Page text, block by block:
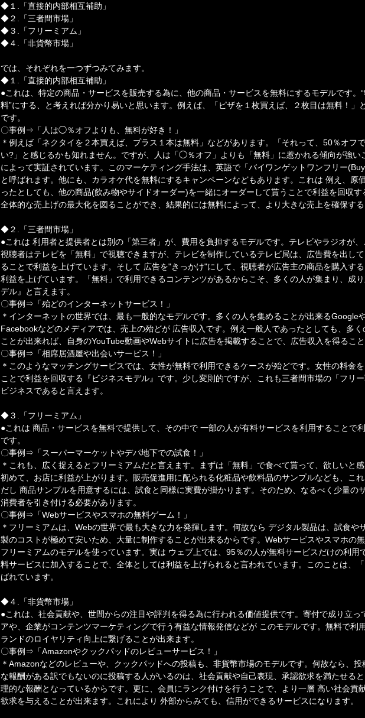
◆１.「直接的内部相互補助」
◆２.「三者間市場」
◆３.「フリーミアム」
◆４.「非貨幣市場」
では、それぞれを一つずつみてみます。
◆１.「直接的内部相互補助」
●これは、特定の商品・サービスを販売する為に、他の商品・サービスを無料にするモデルです。“
料”にする、と考えれば分かり易いと思います。例えば、「ピザを１枚買えば、２枚目は無料！」
です。
〇事例⇒「人は◯％オフよりも、無料が好き！」
＊例えば「ネクタイを２本買えば、プラス１本は無料」などがあります。「それって、50％オフ
い?」と感じるかも知れません。ですが、人は「◯％オフ」よりも「無料」に惹かれる傾向が強い
によって実証されています。このマーケティング手法は、英語で「バイワンゲットワンフリー
と呼ばれます。他にも、カラオケ代を無料にするキャンペーンなどもあります。これは 例え、原
ったとしても、他の商品(飲み物やサイドオーダー)を一緒にオーダーして貰うことで利益を回収す
全体的な売上げの最大化を図ることができ、結果的には無料によって、より大きな売上を確保する
◆２.「三者間市場」
●これは 利用者と提供者とは別の「第三者」が、費用を負担するモデルです。テレビやラジオが、
視聴者はテレビを「無料」で視聴できますが、テレビを制作しているテレビ局は、広告費を出し
ることで利益を上げています。そして 広告を"きっかけ"にして、視聴者が広告主の商品を購入す
利益を上げています。「無料」で利用できるコンテンツがあるからこそ、多くの人が集まり、成
デル』と言えます。
〇事例⇒「殆どのインターネットサービス！」
＊インターネットの世界では、最も一般的なモデルです。多くの人を集めることが出来るGoogleや
Facebookなどのメディアでは、売上の殆どが 広告収入です。例え一般人であったとしても、多
ことが出来れば、自身のYouTube動画やWebサイトに広告を掲載することで、広告収入を得ること
〇事例⇒「相席居酒屋や出会いサービス！」
＊このようなマッチングサービスでは、女性が無料で利用できるケースが殆どです。女性の料金
ことで利益を回収する『ビジネスモデル』です。少し変則的ですが、これも三者間市場の「フリ
ビジネスであると言えます。
◆３.「フリーミアム」
●これは 商品・サービスを無料で提供して、その中で 一部の人が有料サービスを利用することで
です。
〇事例⇒「スーパーマーケットやデパ地下での試食！」
＊これも、広く捉えるとフリーミアムだと言えます。まずは「無料」で食べて貰って、欲しいと
初めて、お店に利益が上がります。販売促進用に配られる化粧品や飲料品のサンプルなども、こ
だし 商品サンプルを用意するには、試食と同様に実費が掛かります。そのため、なるべく少量の
消費者を引き付ける必要があります。
〇事例⇒「Webサービスやスマホの無料ゲーム！」
＊フリーミアムは、Webの世界で最も大きな力を発揮します。何故なら デジタル製品は、試食や
製のコストが極めて安いため、大量に制作することが出来るからです。Webサービスやスマホの
フリーミアムのモデルを使っています。実は ウェブ上では、95％の人が無料サービスだけの利用
料サービスに加入することで、全体としては利益を上げられると言われています。このことは、
ばれています。
◆４.「非貨幣市場」
●これは、社会貢献や、世間からの注目や評判を得る為に行われる価値提供です。寄付で成り立っ
アや、企業がコンテンツマーケティングで行う有益な情報発信などが このモデルです。無料で利
ランドのロイヤリティ向上に繋げることが出来ます。
〇事例⇒「Amazonやクックパッドのレビューサービス！」
＊Amazonなどのレビューや、クックパッドへの投稿も、非貨幣市場のモデルです。何故なら、
な報酬がある訳でもないのに投稿する人がいるのは、社会貢献や自己表現、承認欲求を満たせる
理的な報酬となっているからです。更に、会員にランク付けを行うことで、より一層 高い社会貢
欲求を与えることが出来ます。これにより 外部からみても、信用ができるサービスになります。